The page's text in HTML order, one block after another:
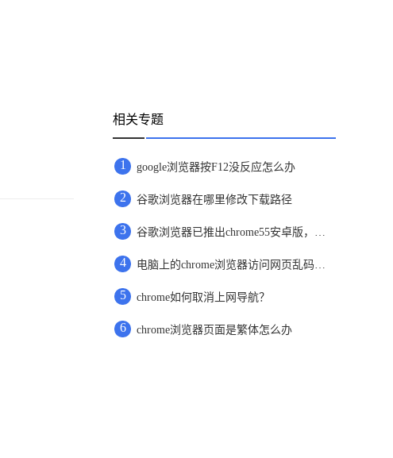
相关专题
1 google浏览器按F12没反应怎么办
2 谷歌浏览器在哪里修改下载路径
3 谷歌浏览器已推出chrome55安卓版，新增下载功能
4 电脑上的chrome浏览器访问网页乱码怎么办
5 chrome如何取消上网导航？
6 chrome浏览器页面是繁体怎么办